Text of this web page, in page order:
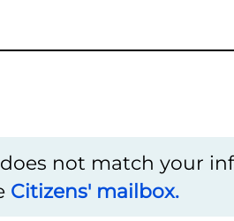
not match your
Citizens' mailbox.